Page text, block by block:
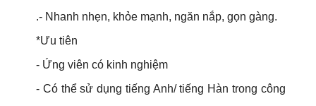
.- Nhanh nhẹn, khỏe mạnh, ngăn nắp, gọn gàng.
*Ưu tiên
- Ứng viên có kinh nghiệm
- Có thể sử dụng tiếng Anh/ tiếng Hàn trong công